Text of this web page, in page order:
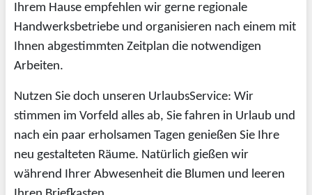
Ihrem Hause empfehlen wir gerne regionale
Handwerksbetriebe und organisieren nach einem mit
Ihnen abgestimmten Zeitplan die notwendigen
Arbeiten.
Nutzen Sie doch unseren UrlaubsService: Wir
stimmen im Vorfeld alles ab, Sie fahren in Urlaub und
nach ein paar erholsamen Tagen genießen Sie Ihre
neu gestalteten Räume. Natürlich gießen wir
während Ihrer Abwesenheit die Blumen und leeren